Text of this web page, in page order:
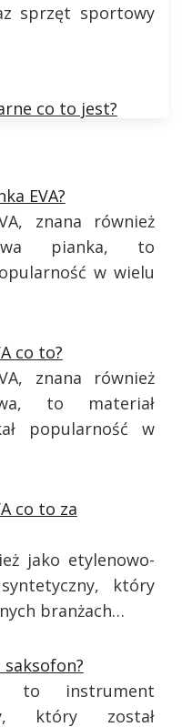
sprzęt sportowy
co to jest?
EVA?
znana również
pianka, to
w wielu
co to?
znana również
to materiał
popularność w
co to za
jako etylenowo-
który
branżach…
to instrument
który został